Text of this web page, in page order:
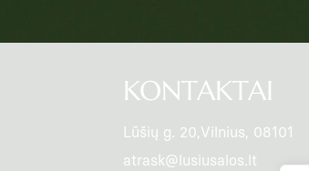
KONTAKTAI
Lūšių g. 20,Vilnius, 08101
atrask@lusiusalos.lt